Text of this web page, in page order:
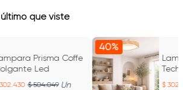
que viste
Prisma Coffe
Led
504.049 Un
40%